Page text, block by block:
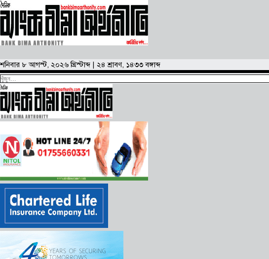
শনিবার ৮ আগস্ট, ২০২৬ খ্রিস্টাব্দ | ২৪ শ্রাবণ, ১৪৩৩ বঙ্গাব্দ